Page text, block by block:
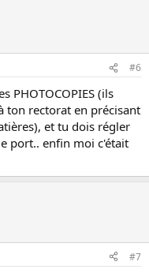
#6
PHOTOCOPIES (ils
ton rectorat en précisant
et tu dois régler
port.. enfin moi c'était
#7